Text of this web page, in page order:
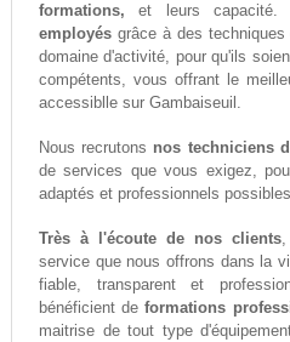
formations, et leurs capacité.
employésgrâce à des techniques
domaine d'activité, pour qu'ils
compétents, vous offrant le
accessiblle sur Gambaiseuil.
Nous recrutons nos techniciens
de services que vous exigez,
adaptés et professionnels
Très à l'écoute de nos clients,
service que nous offrons dans la
fiable, transparent et
bénéficient deformations
maitrise de tout type